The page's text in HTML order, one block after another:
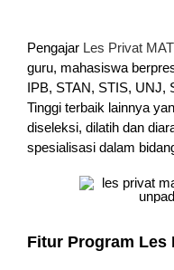
Pengajar Les Privat
guru, mahasiswa
IPB, STAN, STIS, UNJ,
Tinggi terbaik lainnya
diseleksi, dilatih dan
spesialisasi dalam
Fitur Program Les